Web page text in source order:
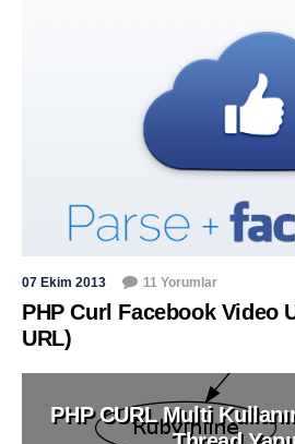
07 Ekim 2013 11 Yorumlar
PHP Curl Facebook Video
URL)
PHP CURL Multi